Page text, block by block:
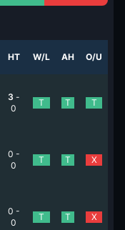
HT W/L AH O/U
3 -
0
T T T
0 -
0
T T X
0 -
0
T T X